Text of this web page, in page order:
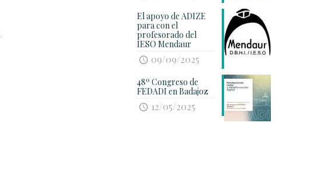
El apoyo de ADIZE
para con el
profesorado del
IESO Mendaur
09/09/2025
48º Congreso de
FEDADI en Badajoz
12/05/2025